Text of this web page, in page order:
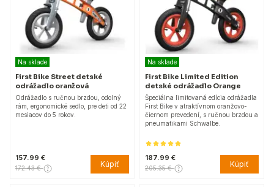
Na sklade
First Bike Street detské
odrážadlo oranžová
Odrážadlo s ručnou brzdou, odolný
rám, ergonomické sedlo, pre deti od 22
mesiacov do 5 rokov.
157.99 €
172.43 € Kúpiť
Na sklade
First Bike Limited Edition
detské odrážadlo Orange
Špeciálna limitovaná edícia odrážadla
First Bike v atraktívnom oranžovo-
čiernom prevedení, s ručnou brzdou a
pneumatikami Schwalbe.
187.99 €
205.35 € Kúpiť